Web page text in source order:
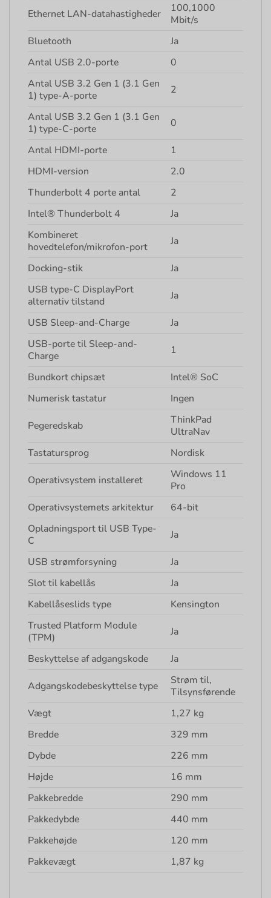
Ethernet LAN-datahastigheder
100,1000
Mbit/s
Bluetooth
Ja
Antal USB 2.0-porte
0
Antal USB 3.2 Gen 1 (3.1 Gen
1) type-A-porte
2
Antal USB 3.2 Gen 1 (3.1 Gen
1) type-C-porte
0
Antal HDMI-porte
1
HDMI-version
2.0
Thunderbolt 4 porte antal
2
Intel® Thunderbolt 4
Ja
Kombineret
hovedtelefon/mikrofon-port
Ja
Docking-stik
Ja
USB type-C DisplayPort
alternativ tilstand
Ja
USB Sleep-and-Charge
Ja
USB-porte til Sleep-and-
Charge
1
Bundkort chipsæt
Intel® SoC
Numerisk tastatur
Ingen
Pegeredskab
ThinkPad
UltraNav
Tastatursprog
Nordisk
Operativsystem installeret
Windows 11
Pro
Operativsystemets arkitektur
64-bit
Opladningsport til USB Type-
C
Ja
USB strømforsyning
Ja
Slot til kabellås
Ja
Kabellåseslids type
Kensington
Trusted Platform Module
(TPM)
Ja
Beskyttelse af adgangskode Ja
Adgangskodebeskyttelse type
Strøm til,
Tilsynsførende
Vægt
1,27 kg
Bredde
329 mm
Dybde
226 mm
Højde
16 mm
Pakkebredde
290 mm
Pakkedybde
440 mm
Pakkehøjde
120 mm
Pakkevægt
1,87 kg